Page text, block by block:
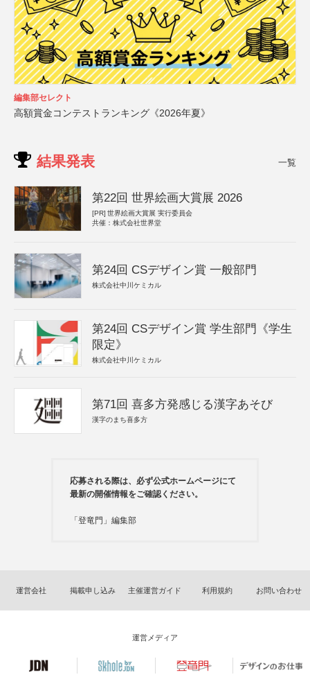
編集部セレクト
高額賞金コンテストランキング《2026年夏》
結果発表 一覧
第22回 世界絵画大賞展 2026
[PR] 世界絵画大賞展 実行委員会
共催：株式会社世界堂
第24回 CSデザイン賞 一般部門
株式会社中川ケミカル
第24回 CSデザイン賞 学生部門《学生
限定》
株式会社中川ケミカル
第71回 喜多方発感じる漢字あそび
漢字のまち喜多方
応募される際は、必ず公式ホームページにて
最新の開催情報をご確認ください。
「登竜門」編集部
運営会社 掲載申し込み 主催運営ガイド 利用規約 お問い合わせ
運営メディア